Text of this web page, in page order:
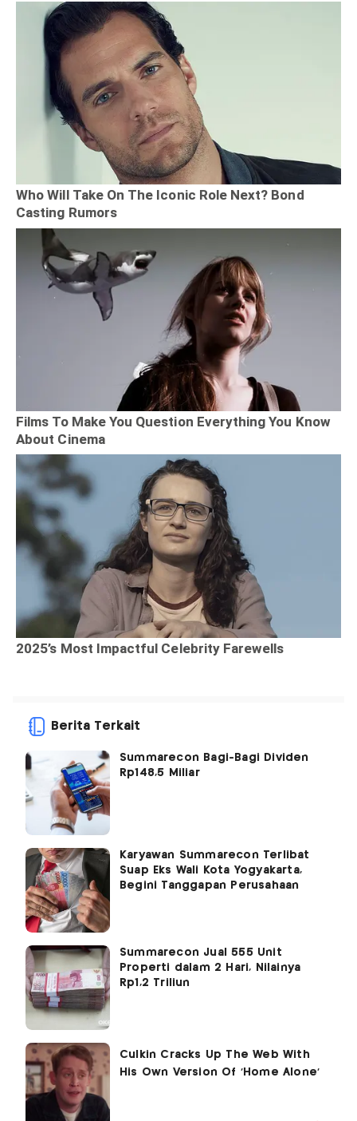
Berita Terkait
Summarecon Bagi-Bagi Dividen
Rp148,5 Miliar
Karyawan Summarecon Terlibat
Suap Eks Wali Kota Yogyakarta,
Begini Tanggapan Perusahaan
Summarecon Jual 555 Unit
Properti dalam 2 Hari, Nilainya
Rp1,2 Triliun